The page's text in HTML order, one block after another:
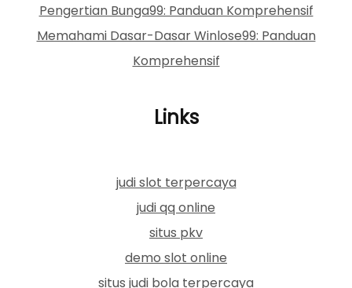
Pengertian Bunga99: Panduan Komprehensif
Memahami Dasar-Dasar Winlose99: Panduan
Komprehensif
Links
judi slot terpercaya
judi qq online
situs pkv
demo slot online
situs judi bola terpercaya